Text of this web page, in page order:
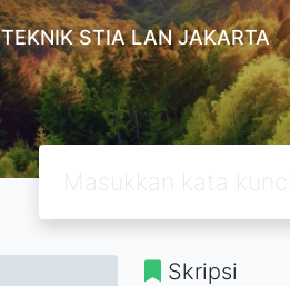
STIA LAN JAKARTA
Skripsi